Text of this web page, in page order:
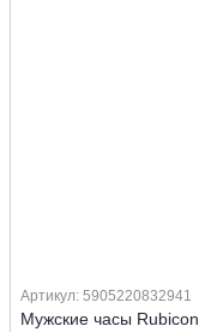
Артикул: 5905220832941
Мужские часы